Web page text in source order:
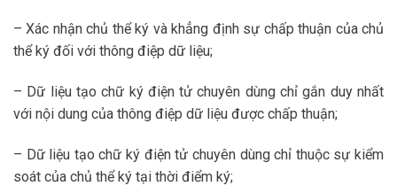
– Xác nhận chủ thể ký và khẳng định sự chấp thuận của chủ
thể ký đối với thông điệp dữ liệu;
– Dữ liệu tạo chữ ký điện tử chuyên dùng chỉ gắn duy nhất
với nội dung của thông điệp dữ liệu được chấp thuận;
– Dữ liệu tạo chữ ký điện tử chuyên dùng chỉ thuộc sự kiểm
soát của chủ thể ký tại thời điểm ký;